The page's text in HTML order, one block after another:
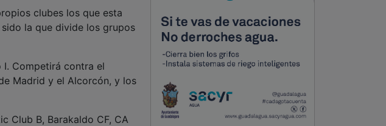
clubes los que esta
la que divide los grupos
I. Competirá contra el
Madrid y el Alcorcón, y los
Club B, Barakaldo CF, CA